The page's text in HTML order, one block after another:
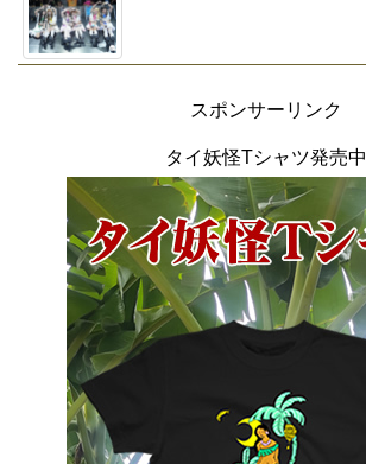
スポンサーリンク
タイ妖怪Tシャツ発売中